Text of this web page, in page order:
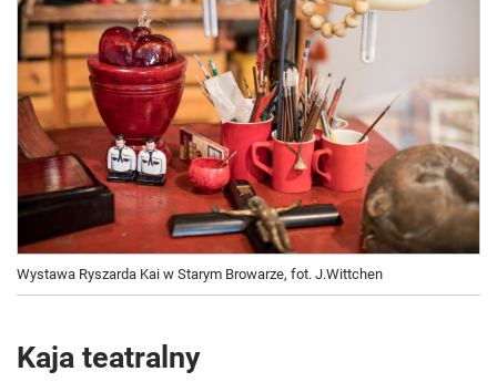
Wystawa Ryszarda Kai w Starym Browarze, fot. J.Wittchen
Kaja teatralny